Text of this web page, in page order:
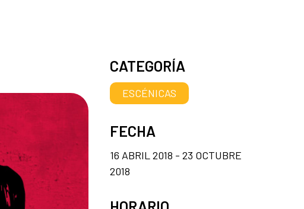
CATEGORÍA
ESCÉNICAS
FECHA
16 ABRIL 2018 - 23 OCTUBRE
2018